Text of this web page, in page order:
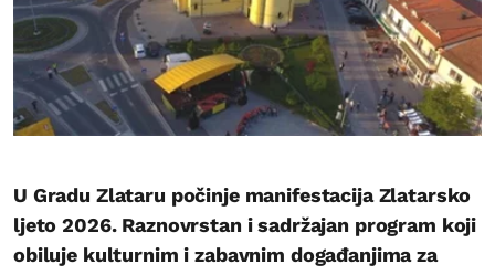
U Gradu Zlataru počinje manifestacija Zlatarsko
ljeto 2026. Raznovrstan i sadržajan program koji
obiluje kulturnim i zabavnim događanjima za